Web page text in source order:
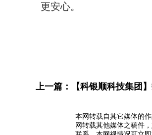
更安心。
上一篇： 【科银顺科技集团
本网转载自其它媒体的
网转载其他媒体之稿件